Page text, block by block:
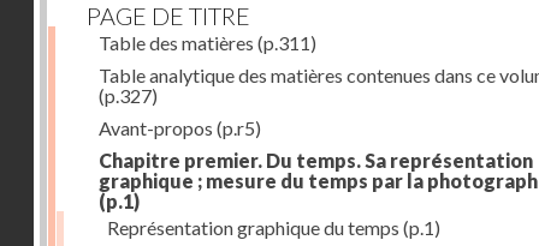
PAGE DE TITRE
Table des matières (p.311)
Table analytique des matières contenues dans ce
(p.327)
Avant-propos (p.r5)
Chapitre premier. Du temps. Sa représentation
graphique ; mesure du temps par la
(p.1)
Représentation graphique du temps (p.1)